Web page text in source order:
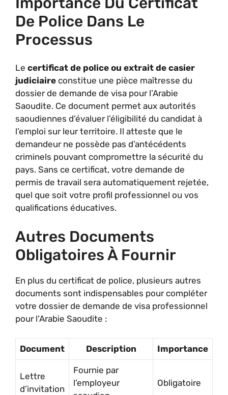
De Police Dans Le
Processus
Le certificat de police ou extrait de casier
judiciaire constitue une pièce maîtresse du
dossier de demande de visa pour l’Arabie
Saoudite. Ce document permet aux autorités
saoudiennes d’évaluer l’éligibilité du candidat à
l’emploi sur leur territoire. Il atteste que le
demandeur ne possède pas d’antécédents
criminels pouvant compromettre la sécurité du
pays. Sans ce certificat, votre demande de
permis de travail sera automatiquement rejetée,
quel que soit votre profil professionnel ou vos
qualifications éducatives.
Autres Documents
Obligatoires À Fournir
En plus du certificat de police, plusieurs autres
documents sont indispensables pour compléter
votre dossier de demande de visa professionnel
pour l’Arabie Saoudite :
Document Description Importance
Lettre
d’invitation
Fournie par
l’employeur
Obligatoire